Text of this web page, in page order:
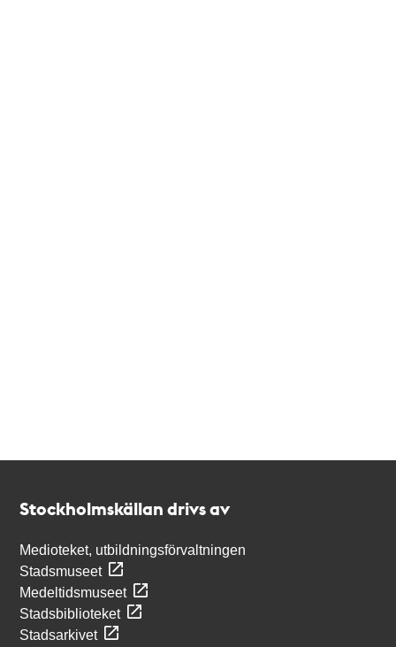
Stockholmskällan drivs av
Medioteket, utbildningsförvaltningen
Stadsmuseet
Medeltidsmuseet
Stadsbiblioteket
Stadsarkivet